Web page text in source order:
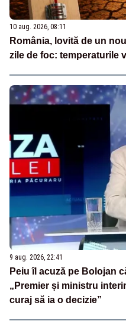
10 aug. 2026, 08:11
România, lovită de un
zile de foc: temperaturile
9 aug. 2026, 22:41
Peiu îl acuză pe Bolojan
„Premier și ministru
curaj să ia o decizie”